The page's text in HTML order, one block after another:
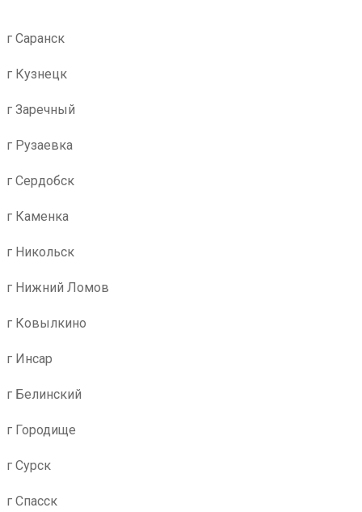
г Саранск
г Кузнецк
г Заречный
г Рузаевка
г Сердобск
г Каменка
г Никольск
г Нижний Ломов
г Ковылкино
г Инсар
г Белинский
г Городище
г Сурск
г Спасск